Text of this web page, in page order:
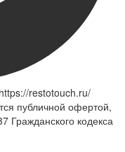
restotouch.ru/
публичной офертой,
Гражданского кодекса